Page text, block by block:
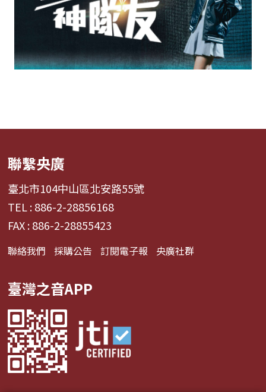
聯繫央廣
臺北市104中山區北安路55號
TEL : 886-2-28856168
FAX : 886-2-28855423
聯絡我們 採購公告 訂閱電子報 央廣社群
臺灣之音APP